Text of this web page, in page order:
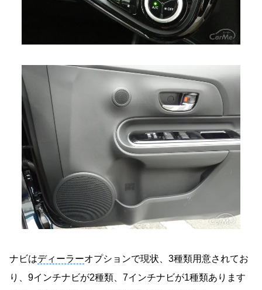
ナビはディーラーオプションで現状、3種類用意されてお
り、9インチナビが2種類、7インチナビが1種類あります